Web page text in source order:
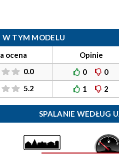
W TYM MODELU
ocena Opinie
0.0 0 0
5.2 1 2
SPALANIE WEDŁUG